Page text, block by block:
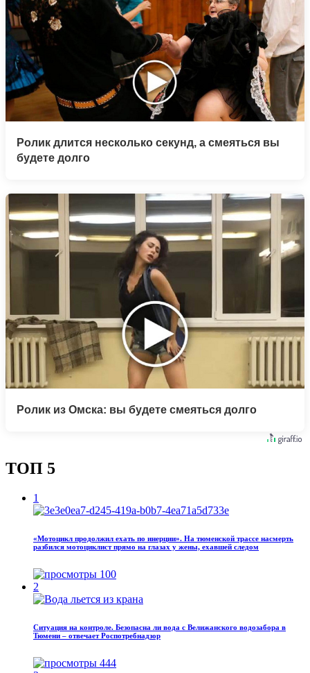
Ролик длится несколько секунд, а смеяться вы
будете долго
Ролик из Омска: вы будете смеяться долго
ТОП 5
1
«Мотоцикл продолжил ехать по инерции». На тюменской трассе насмерть
разбился мотоциклист прямо на глазах у жены, ехавшей следом
100
2
Ситуация на контроле. Безопасна ли вода с Велижанского водозабора в
Тюмени – отвечает Роспотребнадзор
444